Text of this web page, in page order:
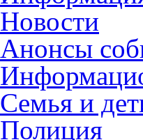
Новости
Анонсы
Семья и
Полиция